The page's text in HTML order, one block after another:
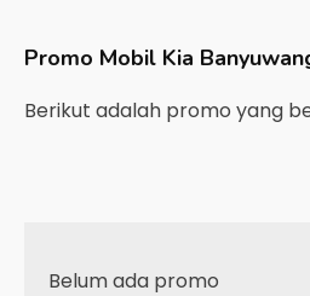
Promo Mobil Kia
Berikut adalah promo yang
Belum ada promo